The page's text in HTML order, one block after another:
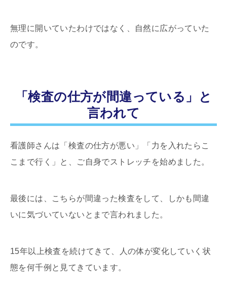
無理に開いていたわけではなく、自然に広がっていた
のです。
「検査の仕方が間違っている」と
言われて
看護師さんは「検査の仕方が悪い」「力を入れたらこ
こまで行く」と、ご自身でストレッチを始めました。
最後には、こちらが間違った検査をして、しかも間違
いに気づいていないとまで言われました。
15年以上検査を続けてきて、人の体が変化していく状
態を何千例と見てきています。